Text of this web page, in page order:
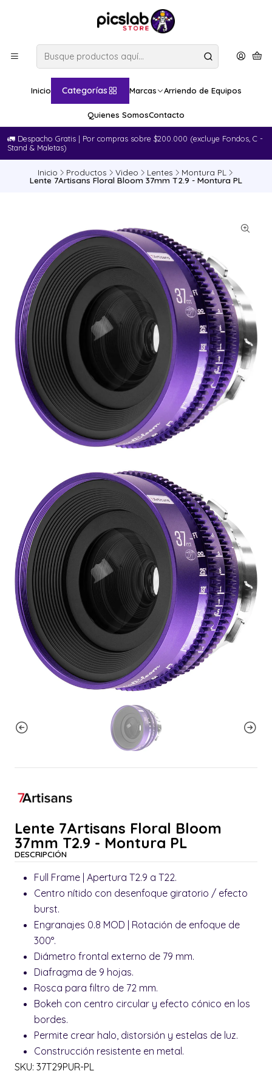
Inicio Categorías Marcas Arriendo de Equipos
Quienes SomosContacto
🚛​ Despacho Gratis | Por compras sobre $200.000 (excluye Fondos, C -
Stand & Maletas)
Inicio Productos Video Lentes Montura PL
Lente 7Artisans Floral Bloom 37mm T2.9 - Montura PL
Lente 7Artisans Floral Bloom
37mm T2.9 - Montura PL
DESCRIPCIÓN
Full Frame | Apertura T2.9 a T22.
Centro nítido con desenfoque giratorio / efecto
burst.
Engranajes 0.8 MOD | Rotación de enfoque de
300°.
Diámetro frontal externo de 79 mm.
Diafragma de 9 hojas.
Rosca para filtro de 72 mm.
Bokeh con centro circular y efecto cónico en los
bordes.
Permite crear halo, distorsión y estelas de luz.
Construcción resistente en metal.
SKU: 37T29PUR-PL